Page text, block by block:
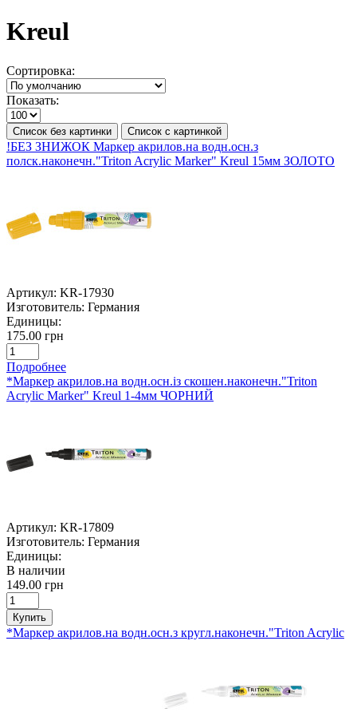
Kreul
Сортировка:
Показать:
Список без картинки Список с картинкой
!БЕЗ ЗНИЖОК Маркер акрилов.на водн.осн.з
полск.наконечн."Triton Acrylic Marker" Kreul 15мм ЗОЛОТО
Артикул: KR-17930
Изготовитель: Германия
Единицы:
175.00 грн
Подробнее
*Маркер акрилов.на водн.осн.із скошен.наконечн."Triton
Acrylic Marker" Kreul 1-4мм ЧОРНИЙ
Артикул: KR-17809
Изготовитель: Германия
Единицы:
В наличии
149.00 грн
Купить
*Маркер акрилов.на водн.осн.з кругл.наконечн."Triton Acrylic